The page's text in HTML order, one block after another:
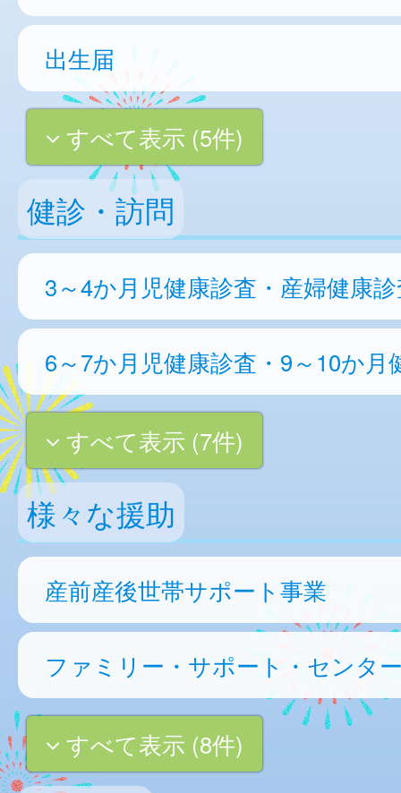
出生届
すべて表示 (5件)
健診・訪問
3～4か月児健康診査・産婦健康
6～7か月児健康診査・9～10か月
すべて表示 (7件)
様々な援助
産前産後世帯サポート事業
ファミリー・サポート・センタ
すべて表示 (8件)